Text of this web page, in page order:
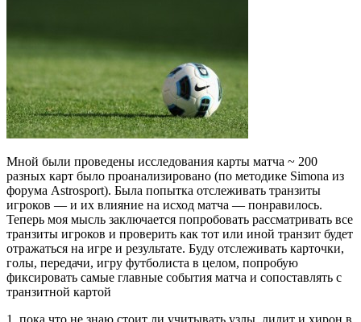
Мной были проведены исследования карты матча ~ 200
разных карт было проанализировано (по методике Simona из
форума Astrosport). Была попытка отслеживать транзиты
игроков — и их влияние на исход матча — понравилось.
Теперь моя мысль заключается попробовать рассматривать все
транзиты игроков и проверить как тот или иной транзит будет
отражаться на игре и результате. Буду отслеживать карточки,
голы, передачи, игру футболиста в целом, попробую
фиксировать самые главные события матча и сопоставлять с
транзитной картой
1. пока что не знаю стоит ли учитывать узлы, лилит и хирон в